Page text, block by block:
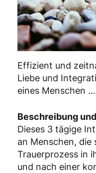
Effizient und
Liebe und
eines Menschen …
Beschreibung
Dieses 3 tägige
an Menschen, die
Trauerprozess in
und nach einer